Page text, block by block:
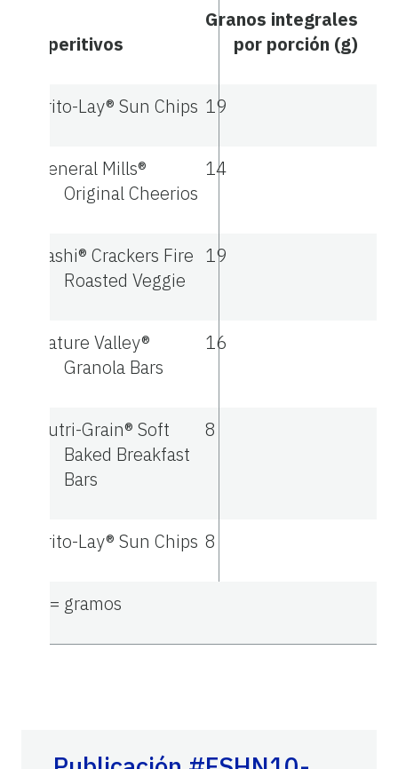
Aperitivos
Granos integrales
por porción (g)
Frito-Lay® Sun Chips 19
General Mills®
Original Cheerios
14
Kashi® Crackers Fire
Roasted Veggie
19
Nature Valley®
Granola Bars
16
Nutri-Grain® Soft
Baked Breakfast
Bars
8
Frito-Lay® Sun Chips 8
g = gramos